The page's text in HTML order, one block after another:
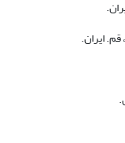
ایران.